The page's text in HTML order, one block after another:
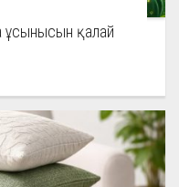
ұсынысын қалай